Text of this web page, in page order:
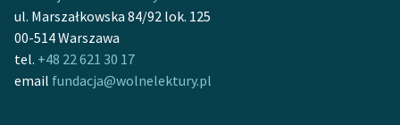
Materiały promocyjne
Polityka prywatności
ul. Marszałkowska 84/92 lok. 125
00-514 Warszawa
tel. +48 22 621 30 17
email fundacja@wolnelektury.pl